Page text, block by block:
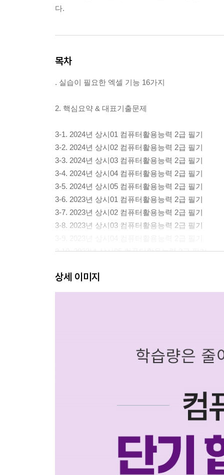
다.
목차
. 실습이 필요한 엑셀 기능 16가지
2. 핵심요약 & 대표기출문제
3-1. 2024년 상시01 컴퓨터활용능력 2급 필기
3-2. 2024년 상시02 컴퓨터활용능력 2급 필기
3-3. 2024년 상시03 컴퓨터활용능력 2급 필기
3-4. 2024년 상시04 컴퓨터활용능력 2급 필기
3-5. 2024년 상시05 컴퓨터활용능력 2급 필기
3-6. 2023년 상시01 컴퓨터활용능력 2급 필기
3-7. 2023년 상시02 컴퓨터활용능력 2급 필기
3-8. 2023년 상시03 컴퓨터활용능력 2급 필기
3-10. 2023년 상시05 컴퓨터활용능력 2급 필기
3-12. 2022년 상시02 컴퓨터활용능력 2급 필기
3-13. 2022년 상시03 컴퓨터활용능력 2급 필기
상세 이미지